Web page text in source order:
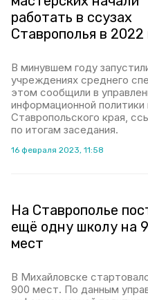
работать в ссузах
Ставрополья в 2022
В минувшем году
учреждениях среднего
этом сообщили в
информационной политики
Ставропольского края,
по итогам заседания.
16 февраля 2023, 11:58
На Ставрополье
ещё одну школу на
мест
В Михайловске
900 мест. По данным